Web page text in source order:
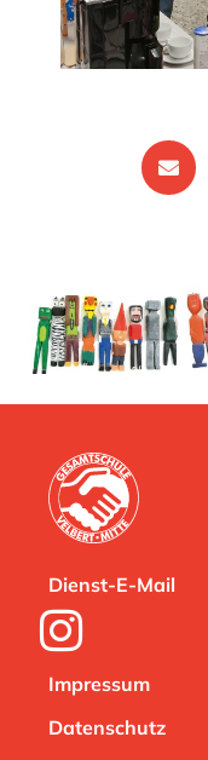
Dienst-E-Mail
Impressum
Datenschutz